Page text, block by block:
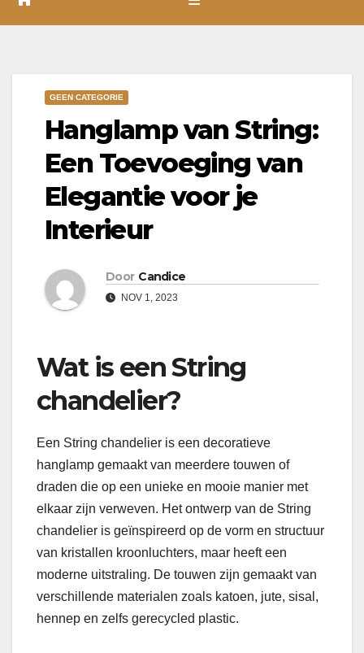
GEEN CATEGORIE
Hanglamp van String:
Een Toevoeging van
Elegantie voor je
Interieur
Door Candice
NOV 1, 2023
Wat is een String
chandelier?
Een String chandelier is een decoratieve
hanglamp gemaakt van meerdere touwen of
draden die op een unieke en mooie manier met
elkaar zijn verweven. Het ontwerp van de String
chandelier is geïnspireerd op de vorm en structuur
van kristallen kroonluchters, maar heeft een
moderne uitstraling. De touwen zijn gemaakt van
verschillende materialen zoals katoen, jute, sisal,
hennep en zelfs gerecycled plastic.